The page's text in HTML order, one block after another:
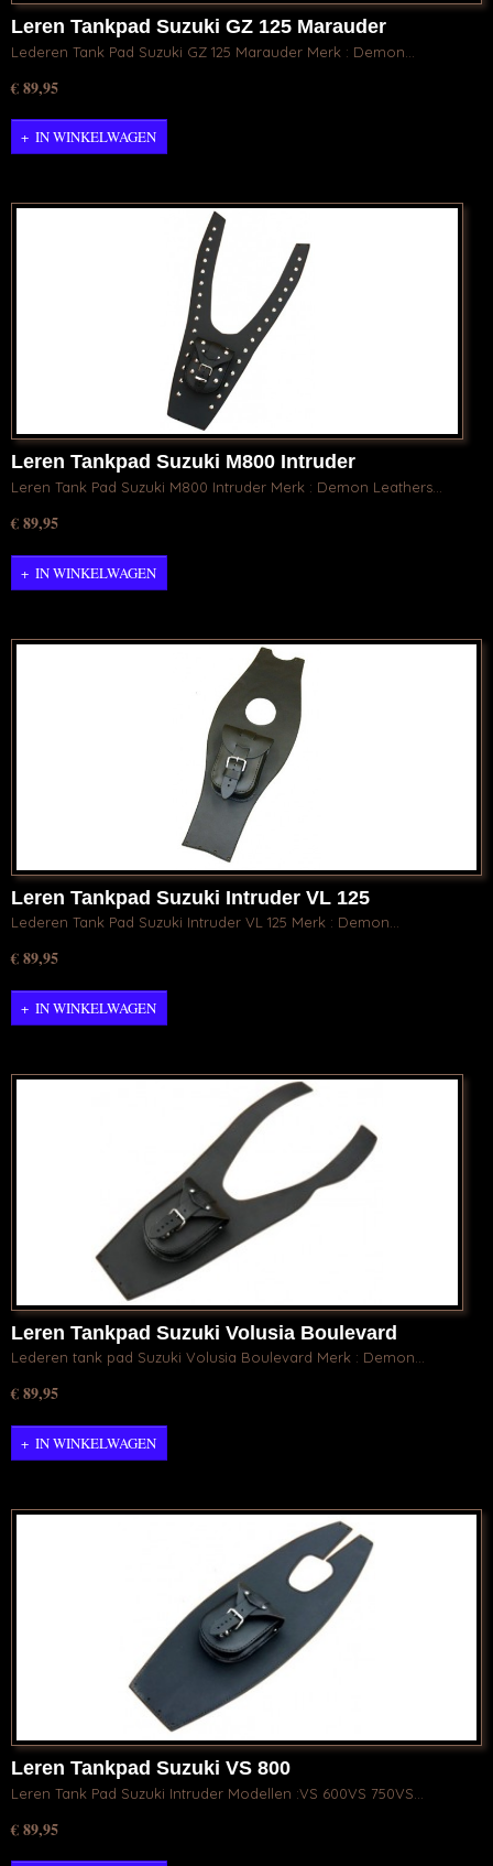
Leren Tankpad Suzuki GZ 125 Marauder
Lederen Tank Pad Suzuki GZ 125 Marauder Merk : Demon…
€ 89,95
IN WINKELWAGEN
Leren Tankpad Suzuki M800 Intruder
Leren Tank Pad Suzuki M800 Intruder Merk : Demon Leathers…
€ 89,95
IN WINKELWAGEN
Leren Tankpad Suzuki Intruder VL 125
Lederen Tank Pad Suzuki Intruder VL 125 Merk : Demon…
€ 89,95
IN WINKELWAGEN
Leren Tankpad Suzuki Volusia Boulevard
Lederen tank pad Suzuki Volusia Boulevard Merk : Demon…
€ 89,95
IN WINKELWAGEN
Leren Tankpad Suzuki VS 800
Leren Tank Pad Suzuki Intruder Modellen :VS 600VS 750VS…
€ 89,95